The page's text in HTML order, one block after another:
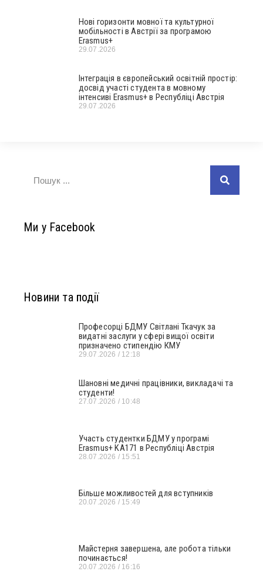
Нові горизонти мовної та культурної
мобільності в Австрії за програмою
Erasmus+
29.07.2026
Інтеграція в європейський освітній простір:
досвід участі студента в мовному
інтенсиві Erasmus+ в Республіці Австрія
29.07.2026
Ми у Facebook
Новини та події
Професорці БДМУ Світлані Ткачук за
видатні заслуги у сфері вищої освіти
призначено стипендію КМУ
29.07.2026 12:18
Шановні медичні працівники, викладачі та
студенти!
27.07.2026 10:48
Участь студентки БДМУ у програмі
Erasmus+ KA171 в Республіці Австрія
28.07.2026 15:51
Більше можливостей для вступників
20.07.2026 15:49
Майстерня завершена, але робота тільки
починається!
20.07.2026 16:16